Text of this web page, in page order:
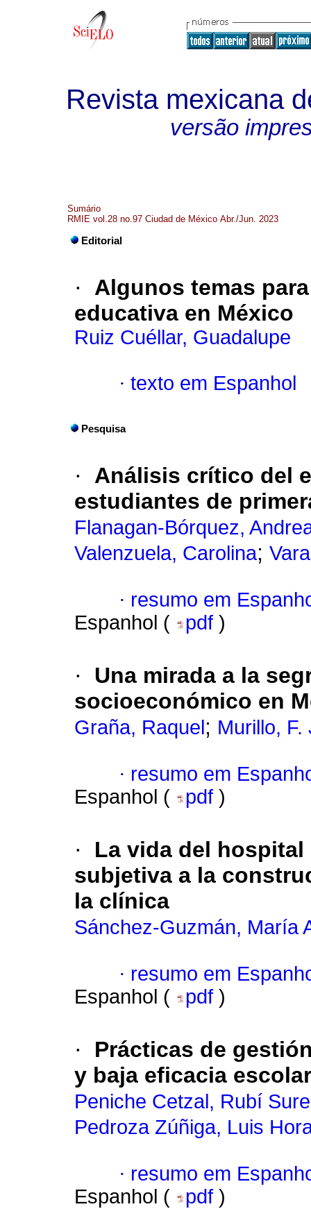
Revista mexicana
versão
Sumário
RMIE vol.28 no.97 Ciudad de México Abr./Jun. 2023
Editorial
·
Algunos temas
educativa en México
Ruiz Cuéllar, Guadalupe
· texto em Espanhol
Pesquisa
·
Análisis crítico del
estudiantes de
Flanagan-Bórquez,
Valenzuela, Carolina;
· resumo em
Espanhol (
pdf )
·
Una mirada a la
socioeconómico en
Graña, Raquel ; Murillo, F.
· resumo em
Espanhol (
pdf )
·
La vida del
subjetiva a la
la clínica
Sánchez-Guzmán, María
· resumo em
Espanhol (
pdf )
·
Prácticas de
y baja eficacia
Peniche Cetzal, Rubí
Pedroza Zúñiga, Luis
· resumo em
Espanhol (
pdf )